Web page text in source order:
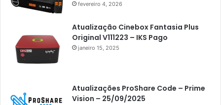
Athomics Eon
Athomics i3
Athomics i3 Bold
Athomics Inspire Qi
Athomics Inspire Qi Lite
fevereiro 4, 2026
Atualização Cinebox Fantasia Plus
Original V111223 – IKS Pago
janeiro 15, 2025
Atualizações ProShare Code – Prime
Vision – 25/09/2025